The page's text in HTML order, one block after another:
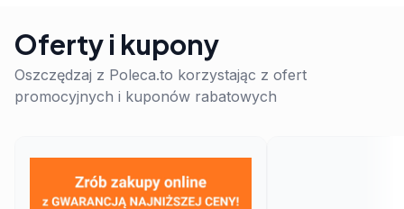
Oferty i kupony
Oszczędzaj z Poleca.to korzystając z ofert
promocyjnych i kuponów rabatowych